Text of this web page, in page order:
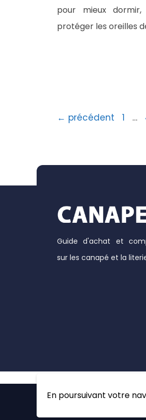
En poursuivant votre
pour mieux
protéger les oreilles
← précédent Page
1 …
Guide d'achat et
sur les canapé et la